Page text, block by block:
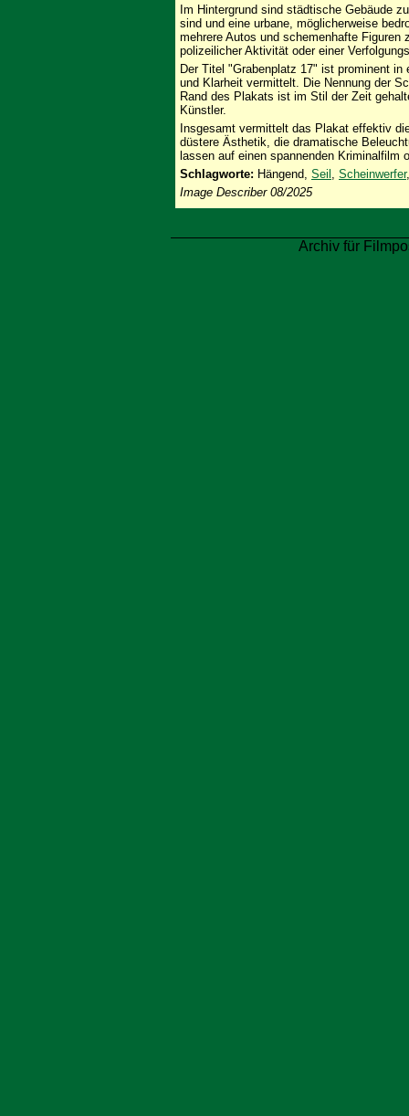
Im Hintergrund sind städtische Gebäude
sind und eine urbane, möglicherweise
mehrere Autos und schemenhafte
polizeilicher Aktivität oder einer
Der Titel "Grabenplatz 17" ist prominent
und Klarheit vermittelt. Die Nennung der
Rand des Plakats ist im Stil der Zeit
Künstler.
Insgesamt vermittelt das Plakat effektiv
düstere Ästhetik, die dramatische
lassen auf einen spannenden Kriminalfilm
Schlagworte: Hängend, Seil , Scheinwerfer
Image Describer 08/2025
Archiv für